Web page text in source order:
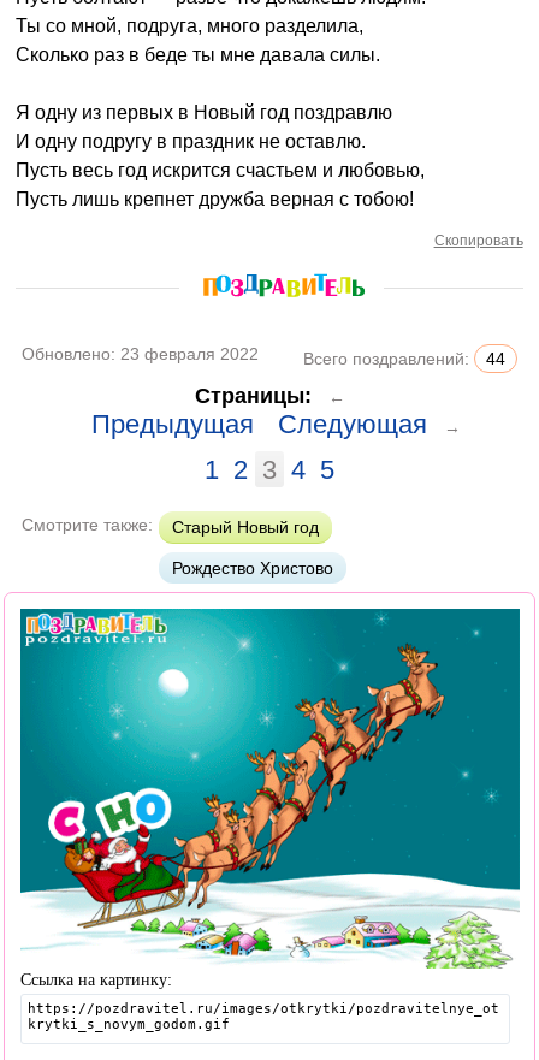
Ты со мной, подруга, много разделила,
Сколько раз в беде ты мне давала силы.
Я одну из первых в Новый год поздравлю
И одну подругу в праздник не оставлю.
Пусть весь год искрится счастьем и любовью,
Пусть лишь крепнет дружба верная с тобою!
Скопировать
Обновлено: 23 февраля 2022 Всего поздравлений: 44
Страницы: ←
Предыдущая Следующая →
1 2 3 4 5
Смотрите также: Старый Новый год
Рождество Христово
Ссылка на картинку: